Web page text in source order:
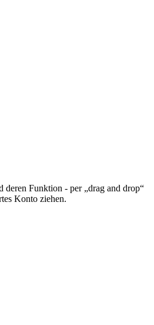
deren Funktion - per „drag and drop“
Konto ziehen.